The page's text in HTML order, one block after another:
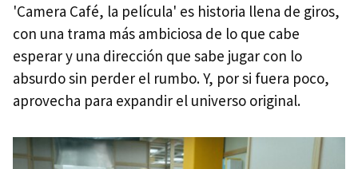
'Camera Café, la película' es historia llena de giros,
con una trama más ambiciosa de lo que cabe
esperar y una dirección que sabe jugar con lo
absurdo sin perder el rumbo. Y, por si fuera poco,
aprovecha para expandir el universo original.